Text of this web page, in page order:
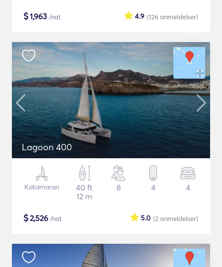
$1,963 /nat (126 anmeldelser)
4.9
Lagoon 400
Katamaran
40 ft
12 m
8 4 4
$2,526 /nat (2 anmeldelser)
5.0